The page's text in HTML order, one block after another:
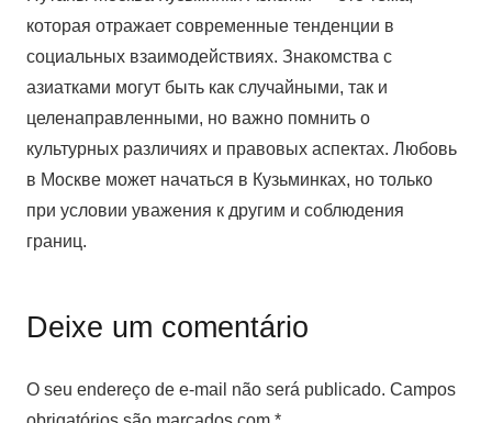
которая отражает современные тенденции в
социальных взаимодействиях. Знакомства с
азиатками могут быть как случайными, так и
целенаправленными, но важно помнить о
культурных различиях и правовых аспектах. Любовь
в Москве может начаться в Кузьминках, но только
при условии уважения к другим и соблюдения
границ.
Deixe um comentário
O seu endereço de e-mail não será publicado. Campos